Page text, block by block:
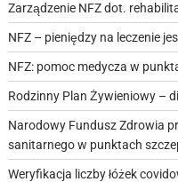
Zarządzenie NFZ dot.
NFZ – pieniędzy na leczenie
NFZ: pomoc medycza w
Rodzinny Plan Żywieniowy –
Narodowy Fundusz Zdrowia
sanitarnego w punktach
Weryfikacja liczby łóżek